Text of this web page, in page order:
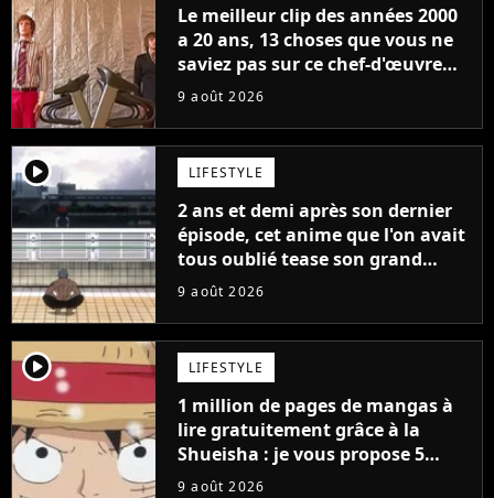
Le meilleur clip des années 2000
a 20 ans, 13 choses que vous ne
saviez pas sur ce chef-d'œuvre
qui a révolutionné YouTube
9 août 2026
player2 LIFESTYLE
2 ans et demi après son dernier
épisode, cet anime que l'on avait
tous oublié tease son grand
retour
9 août 2026
player2 LIFESTYLE
1 million de pages de mangas à
lire gratuitement grâce à la
Shueisha : je vous propose 5
mangas jamais sortis en France
9 août 2026